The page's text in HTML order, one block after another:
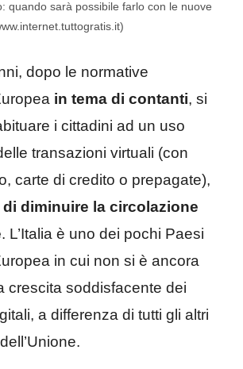
quando sarà possibile farlo con le nuove
dopo le normative
in tema di contanti, si
i cittadini ad un uso
transazioni virtuali (con
carte di credito o prepagate),
diminuire la circolazione
. L’Italia è uno dei pochi Paesi
in cui non si è ancora
crescita soddisfacente dei
a differenza di tutti gli altri